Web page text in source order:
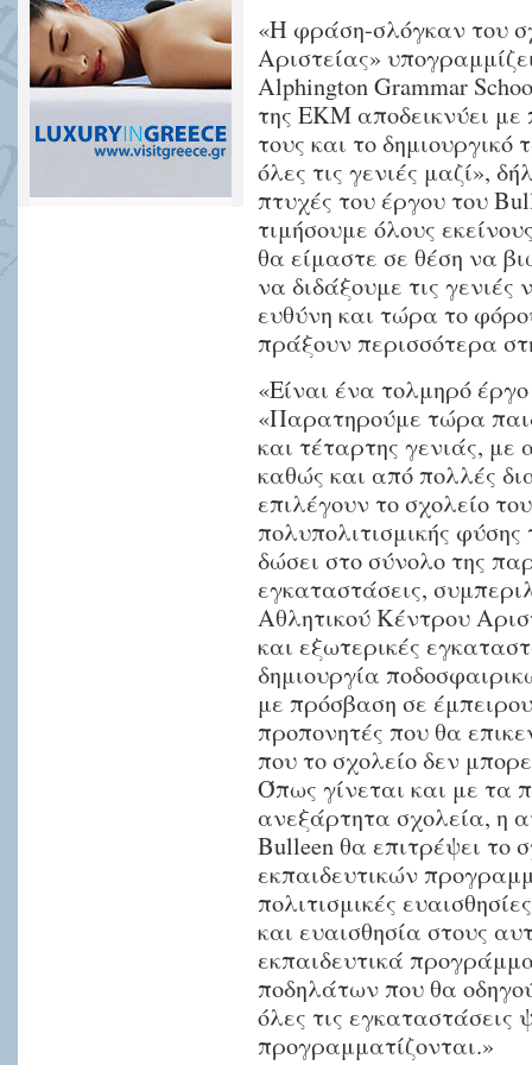
«Η φράση-σλόγκαν του
Αριστείας»
Alphington Grammar
της ΕΚΜ αποδεικνύει με
τους και το
όλες τις γενιές μαζί»,
πτυχές του έργου του
τιμήσουμε όλους
θα είμαστε σε θέση να
να διδάξουμε τις
ευθύνη και τώρα το
πράξουν περισσότερα
«Είναι ένα τολμηρό
«Παρατηρούμε τώρα
και τέταρτης γενιάς,
καθώς και από πολλές
επιλέγουν το σχολείο
πολυπολιτισμικής
δώσει στο σύνολο της
εγκαταστάσεις,
Αθλητικού Κέντρου
και εξωτερικές
δημιουργία
με πρόσβαση σε
προπονητές που θα
που το σχολείο δεν
Όπως γίνεται και με τα
ανεξάρτητα σχολεία, η
Bulleen θα επιτρέψει το
εκπαιδευτικών
πολιτισμικές
και ευαισθησία στους
εκπαιδευτικά
ποδηλάτων που θα
όλες τις
προγραμματίζονται.»